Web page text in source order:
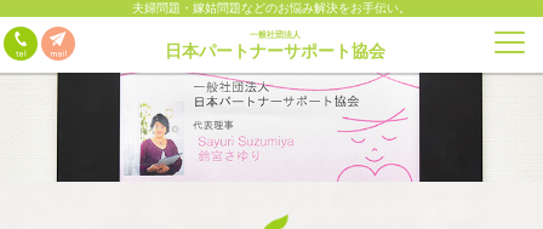
夫婦問題・嫁姑問題などのお悩み解決をお手伝い。
一般社団法人
日本パートナーサポート協会